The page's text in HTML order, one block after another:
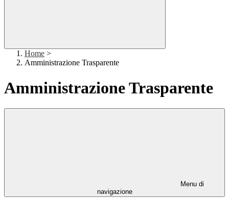
Home >
Amministrazione Trasparente
Amministrazione Trasparente
Menu di
navigazione